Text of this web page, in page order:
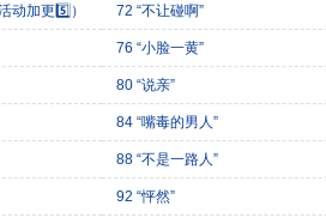
动加更5️⃣） 72 “不让碰啊”
76 “小脸一黄”
80 “说亲”
84 “嘴毒的男人”
88 “不是一路人”
92 “怦然”